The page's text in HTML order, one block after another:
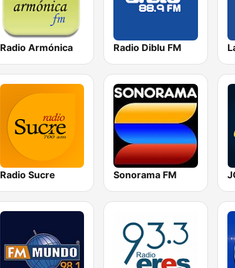
Radio Armónica Radio Diblu FM
Radio Sucre Sonorama FM